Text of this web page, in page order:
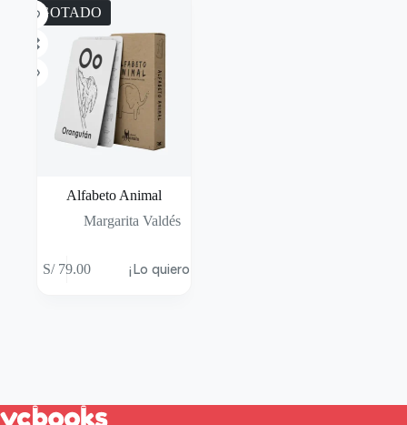
AGOTADO
Alfabeto Animal
Margarita Valdés
S/79.00 ¡Lo quiero!